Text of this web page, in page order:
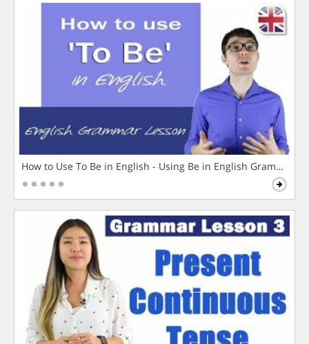
How to Use To Be in English - Using Be in English Grammar